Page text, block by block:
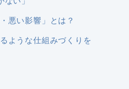
悪い影響」とは？
ような仕組みづくりを